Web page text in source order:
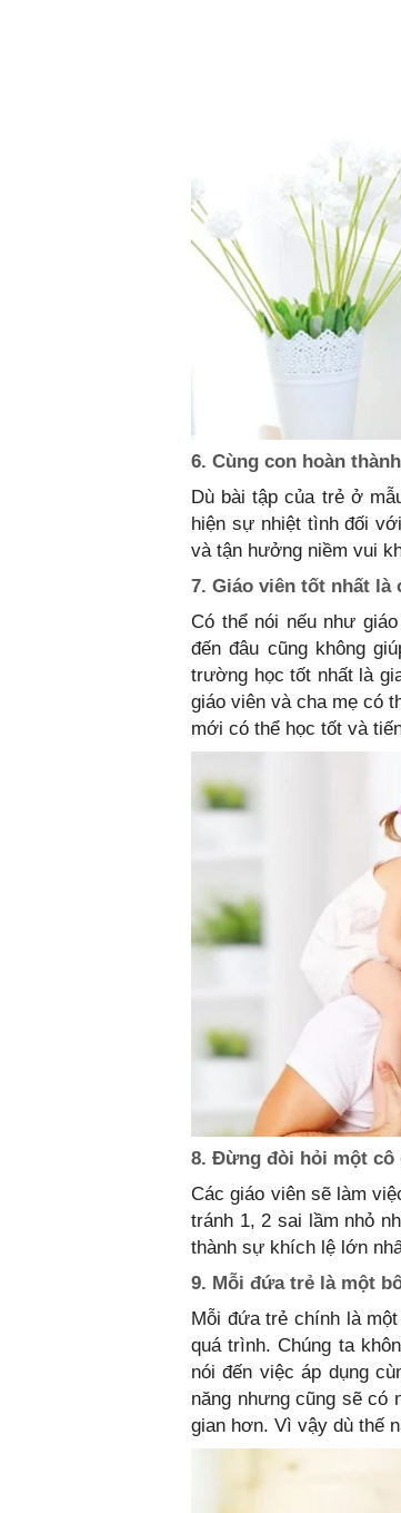
6. Cùng con hoàn
Dù bài tập của trẻ ở
hiện sự nhiệt tình đối
và tận hưởng niềm vui
7. Giáo viên tốt nhất
Có thể nói nếu như
đến đâu cũng không
trường học tốt nhất là
giáo viên và cha mẹ có
mới có thể học tốt và
8. Đừng đòi hỏi một cô
Các giáo viên sẽ làm
tránh 1, 2 sai lầm nhỏ
thành sự khích lệ lớn
9. Mỗi đứa trẻ là một
Mỗi đứa trẻ chính là
quá trình. Chúng ta
nói đến việc áp dụng
năng nhưng cũng sẽ có
gian hơn. Vì vậy dù thế